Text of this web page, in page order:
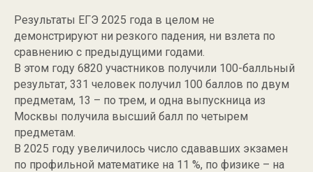
Результаты ЕГЭ 2025 года в целом не
демонстрируют ни резкого падения, ни взлета по
сравнению с предыдущими годами.
В этом году 6820 участников получили 100-балльный
результат, 331 человек получил 100 баллов по двум
предметам, 13 – по трем, и одна выпускница из
Москвы получила высший балл по четырем
предметам.
В 2025 году увеличилось число сдававших экзамен
по профильной математике на 11 %, по физике – на